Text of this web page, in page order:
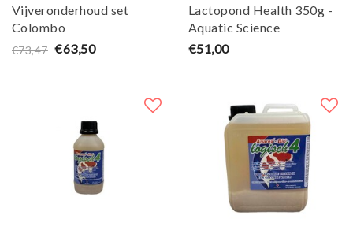
Vijveronderhoud set
Colombo
€73,47 €63,50
Lactopond Health 350g -
Aquatic Science
€51,00